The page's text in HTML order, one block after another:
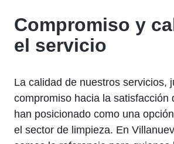
Compromiso y
el servicio
La calidad de nuestros servicios,
compromiso hacia la satisfacción
han posicionado como una
el sector de limpieza. En